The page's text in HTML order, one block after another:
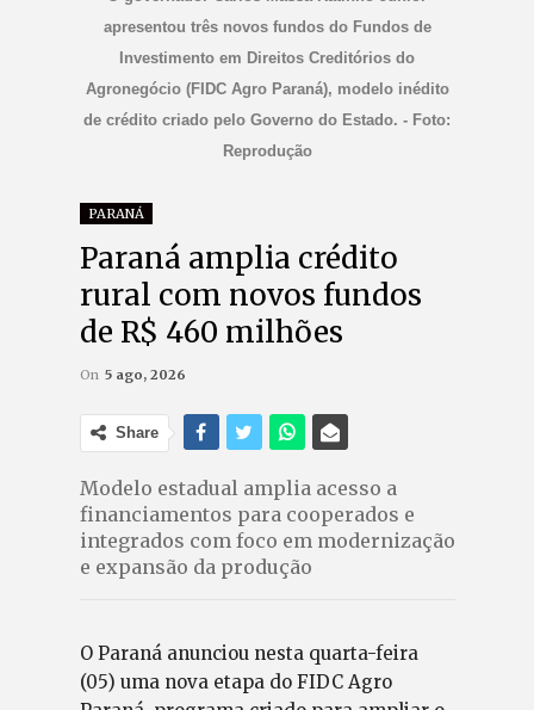
apresentou três novos fundos do Fundos de
Investimento em Direitos Creditórios do
Agronegócio (FIDC Agro Paraná), modelo inédito
de crédito criado pelo Governo do Estado. - Foto:
Reprodução
PARANÁ
Paraná amplia crédito
rural com novos fundos
de R$ 460 milhões
On 5 ago, 2026
Share
Modelo estadual amplia acesso a
financiamentos para cooperados e
integrados com foco em modernização
e expansão da produção
O Paraná anunciou nesta quarta-feira
(05) uma nova etapa do FIDC Agro